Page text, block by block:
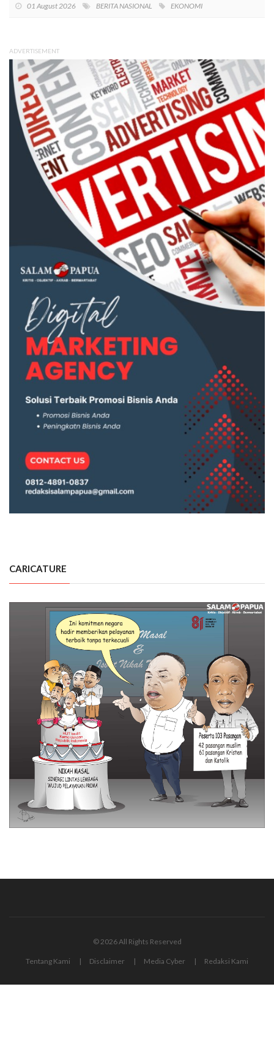
01 August 2026 BERITA NASIONAL EKONOMI
ADVERTISEMENT
CARICATURE
© 2026 All Rights Reserved
Tentang Kami Disclaimer Media Cyber Redaksi Kami